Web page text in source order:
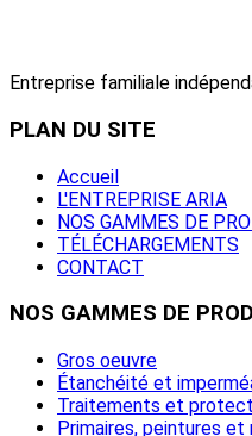
Entreprise familiale
PLAN DU SITE
Accueil
L'ENTREPRISE ARIA
NOS GAMMES DE
TÉLÉCHARGEMENTS
CONTACT
NOS GAMMES DE
Gros oeuvre
Étanchéité et
Traitements et
Primaires, peintures